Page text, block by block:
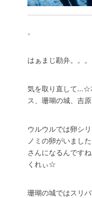
。
はぁまじ勘弁。。。
気を取り直して…☆
ス、珊瑚の城、吉原
ウルウルでは卵シ
ノミの卵がいまし
さんになるんです
くれぃ☆
珊瑚の城ではスリ